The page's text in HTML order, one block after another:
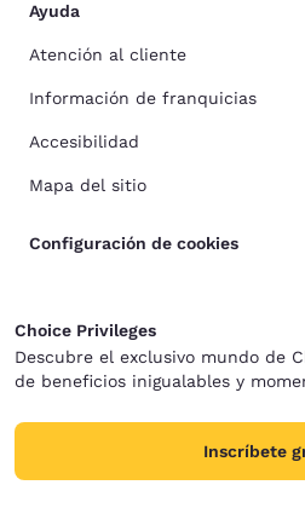
Ayuda
Atención al cliente
Información de franquicias
Accesibilidad
Mapa del sitio
Configuración de cookies
Choice Privileges
Descubre el exclusivo mundo de
de beneficios inigualables y
Inscríbete